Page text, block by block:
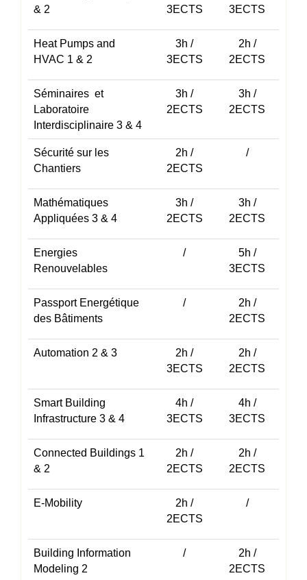
& 2
3ECTS
3ECTS
Heat Pumps and
HVAC 1 & 2
3h /
3ECTS
2h /
2ECTS
Séminaires et
Laboratoire
Interdisciplinaire 3 & 4
3h /
2ECTS
3h /
2ECTS
Sécurité sur les
Chantiers
2h /
2ECTS
/
Mathématiques
Appliquées 3 & 4
3h /
2ECTS
3h /
2ECTS
Energies
Renouvelables
/
5h /
3ECTS
Passport Energétique
des Bâtiments
/
2h /
2ECTS
Automation 2 & 3
2h /
3ECTS
2h /
2ECTS
Smart Building
Infrastructure 3 & 4
4h /
3ECTS
4h /
3ECTS
Connected Buildings 1
& 2
2h /
2ECTS
2h /
2ECTS
E-Mobility
2h /
2ECTS
/
Building Information
Modeling 2
/
2h /
2ECTS